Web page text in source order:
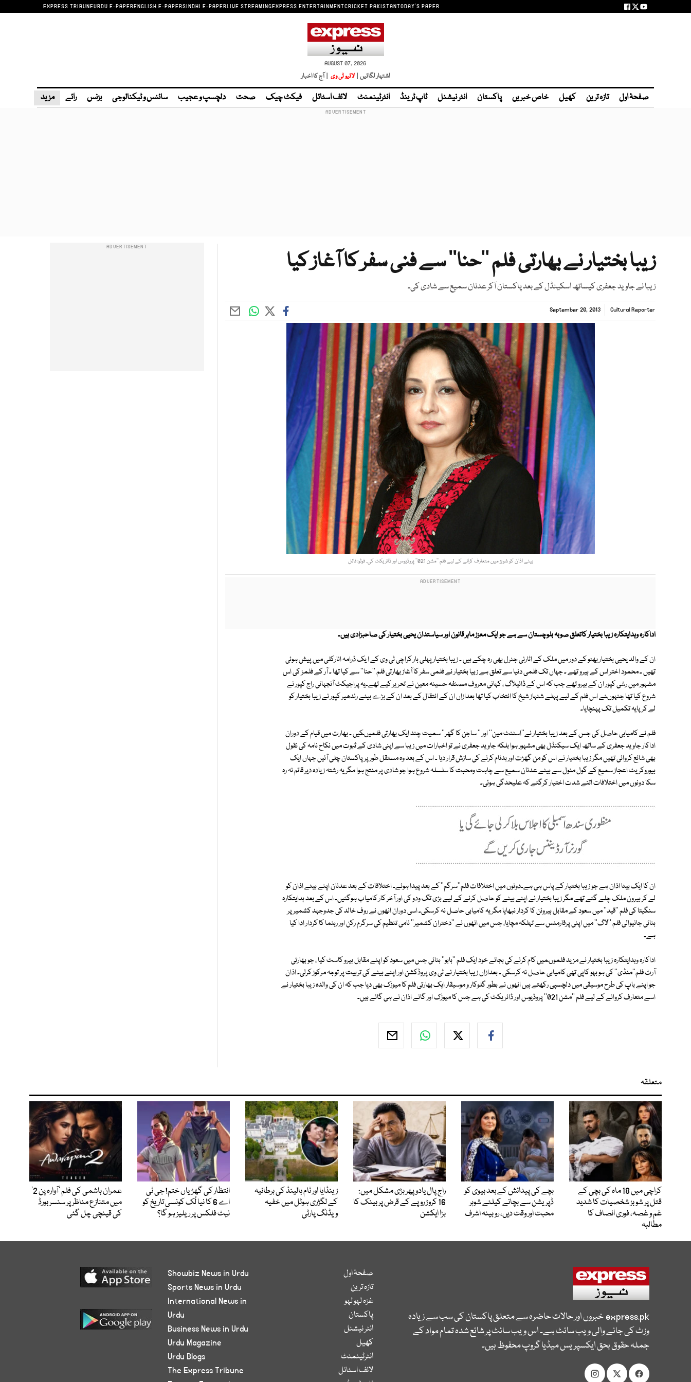
EXPRESS TRIBUNEURDU E-PAPERENGLISH E-PAPERSINDHI E-PAPERLIVE STREAMINGEXPRESS ENTERTAINMENTCRICKET PAKISTANTODAY'S PAPER
AUGUST 07, 2026
اشتہار لگائیں | لائیو ٹی وی | آج کا اخبار
صفحۂ اول تازہ ترین کھیل خاص خبریں پاکستان انٹر نیشنل ٹاپ ٹرینڈ انٹرٹینمنٹ لائف اسٹائل فیکٹ چیک صحت دلچسپ و عجیب سائنس و ٹیکنالوجی بزنس رائے مزید
زیبا بختیار نے بھارتی فلم ’’حنا‘‘ سے فنی سفر کا آغاز کیا
زیبا نے جاوید جعفری کیساتھ اسکینڈل کے بعد پاکستان آکر عدنان سمیع سے شادی کی۔
Cultural Reporter
September 20, 2013
بیٹے اذان کو شوبز میں متعارف کرانے کے لیے فلم ’’مشن 021‘‘ پروڈیوس اور ڈائریکٹ کی۔ فوٹو: فائل
اداکارہ وہدایتکارہ زیبا بختیار کاتعلق صوبہ بلوچستان سے ہے جو ایک معزز ماہر قانون اور سیاستدان یحیی بختیار کی صاحبزادی ہیں۔
ان کے والد یحیی بختیار بھٹو کے دور میں ملک کے اٹارنی جنرل بھی رہ چکے ہیں ۔ زیبا بختیار پہلی بار کراچی ٹی وی کے ا یک ڈرامہ انارکلی میں پیش ہوئی
تھیں ۔ محمود اختر اس کے ہیرو تھے ۔ جہاں تک فلمی دنیا سے تعلق ہے زبیا بختیار نے فلمی سفر کا آغاز بھارتی فلم ''حنا'' سے کیا تھا ۔ آر کے فلمز کی اس
مشہور میں رشی کپور ان کے ہیرو تھے جب کہ اس کے ڈائیلاگ ، کہانی معروف مصنفہ حسینہ معین نے تحریر کیے تھے۔یہ پراجیکٹ آنجہانی راج کپور نے
شروع کیا تھا جنہوںنے اس فلم کے لیے پہلے شنہاز شیخ کا انتخاب کیا تھا بعدازاں ان کے انتقال کے بعد ان کے بڑے بیٹے رندھیر کپور نے زیبا بختیار کو
لے کر پایہ تکمیل تک پہنچایا۔
فلم نے کامیابی حاصل کی جس کے بعد زیبا بختیار نے''اسٹنٹ مین'' اور '' ساجن کا گھر'' سمیت چند ایک بھارتی فلمیںکیں ۔ بھارت میں قیام کے دوران
اداکار جاوید جعفری کے ساتھ ایک سیکنڈل بھی مشہور ہوا بلکہ جاوید جعفری نے تو اخبارات میں زیبا سے اپنی شادی کے ثبوت میں نکاح نامہ کی نقول
بھی شائع کروائی تھیں مگر زیبا بختیار نے اس کو من گھڑت اور بدنام کرنے کی سازش قرار دیا ۔ اس کے بعد وہ مستقل طور پر پاکستان چلی آئیں جہاں ایک
بیوروکریٹ اعجاز سمیع کے گول مٹول سے بیٹے عدنان سمیع سے چاہت ومحبت کا سلسلہ شروع ہوا جو شادی پر منتج ہوا مگر یہ رشتہ زیادہ دیر قائم نہ رہ
سکا دونوں میں اختلافات اتنے شدت اختیار کرگئے کہ علیحدگی ہوئی۔
ان کا ایک بیٹا اذان ہے جو زیبا بختیار کے پاس ہی ہے۔دونوں میں اختلافات فلم''سرگم'' کے بعد پیدا ہوئے۔ اختلافات کے بعد عدنان اپنے بیٹے اذان کو
لے کر بیرون ملک چلے گئے تھے مگر زیبا بختیار نے اپنے بیٹے کو حاصل کرنے کے لیے بڑی تگ ودو کی اور آخر کار کامیاب ہوگئیں۔ اس کے بعد ہدایتکارہ
سنگیتا کی فلم ''قید'' میں سعود کے مقابل ہیروئن کا کردار نبھایا مگر یہ کامیابی حاصل نہ کرسکی۔ اسی دوران انھوں نے روف خالد کی جدوجہد کشمیر پر
بنائی جانیوالی فلم ''لاگ'' میں اپنی پرفارمنس سے تہلکہ مچایا، جس میں انھوں نے ''دختران کشمیر'' نامی تنظیم کی سرگرم رکن اور رہنما کا کردار ادا کیا
ہے۔
اداکارہ وہدایتکارہ زیبا بختیار نے مزید فلموںمیں کام کرنے کی بجائے خود ایک فلم ''بابو'' بنائی جس میں سعود کو اپنے مقابل ہیرو کاسٹ کیا ، جو بھارتی
آرٹ فلم''منڈی'' کی ہو بہو کاپی تھی کامیابی حاصل نہ کرسکی ۔ بعدازاں زیبا بختیار نے ٹی وی پروڈکشن اور اپنے بیٹے کی تربیت پر توجہ مرکوز کرلی۔ اذان
جو اپنے باپ کی طرح موسیقی میں دلچسپی رکھتے ہیں انھوں نے بطور گلوکار و موسیقار ایک بھارتی فلم کا میوزک بھی دیا جب کہ ان کی والدہ زیبا بختیار نے
اسے متعارف کروانے کے لیے فلم ''مشن 021'' پروڈیوس اور ڈائریکٹ کی ہے جس کا میوزک اور گانے اذان نے ہی گائے ہیں۔
متعلقہ
کراچی میں 18 ماہ کی بچی کے
قتل پر شوبز شخصیات کا شدید
غم و غصہ، فوری انصاف کا
مطالبہ
بچے کی پیدائش کے بعد بیوی کو
ڈپریشن سے بچانے کیلئے شوہر
محبت اور وقت دیں، روبینہ اشرف
راج پال یادو پھر بڑی مشکل میں:
16 کروڑ روپے کے قرض پر بینک کا
بڑا ایکشن
زینڈایا اور ٹام ہالینڈ کی برطانیہ
کے لگژری ہوٹل میں خفیہ
ویڈنگ پارٹی
انتظار کی گھڑیاں ختم! جی ٹی
اے 6 کا نیا لُک کونسی تاریخ کو
نیٹ فلکس پر ریلیز ہو گا؟
عمران ہاشمی کی فلم ’آوارہ پن 2‘
میں متنازع مناظر پر سنسر بورڈ
کی قینچی چل گئی
express.pkخبروں اور حالات حاضرہ سے متعلق پاکستان کی سب سے زیادہ
وزٹ کی جانے والی ویب سائٹ ہے۔ اس ویب سائٹ پر شائع شدہ تمام مواد کے
جملہ حقوق بحق ایکسپریس میڈیا گروپ محفوظ ہیں۔
صفحۂ اول
تازہ ترین
غزہ لہو لہو
پاکستان
انٹر نیشنل
کھیل
انٹرٹینمنٹ
لائف اسٹائل
Showbiz News in Urdu
Sports News in Urdu
International News in
Urdu
Business News in Urdu
Urdu Magazine
Urdu Blogs
The Express Tribune